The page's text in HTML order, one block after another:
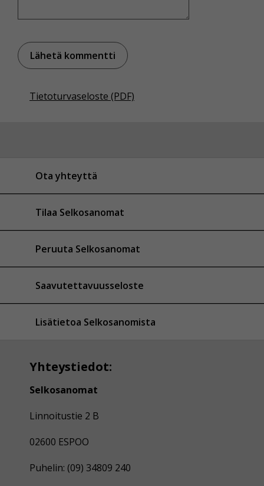
Tietoturvaseloste (PDF)
Ota yhteyttä
Tilaa Selkosanomat
Peruuta Selkosanomat
Saavutettavuusseloste
Lisätietoa Selkosanomista
Yhteystiedot:
Selkosanomat
Linnoitustie 2 B
02600 ESPOO
Puhelin: (09) 34809 240